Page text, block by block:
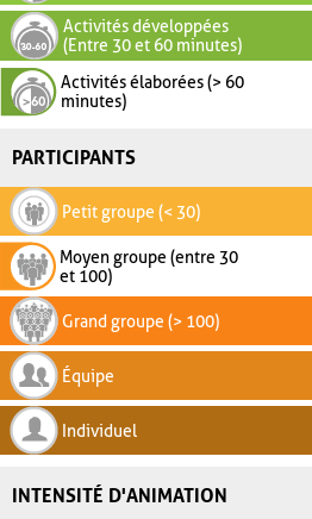
Activités développées
(Entre 30 et 60 minutes)
Activités élaborées (> 60
minutes)
PARTICIPANTS
Petit groupe (< 30)
Moyen groupe (entre 30
et 100)
Grand groupe (> 100)
Équipe
Individuel
INTENSITÉ D'ANIMATION